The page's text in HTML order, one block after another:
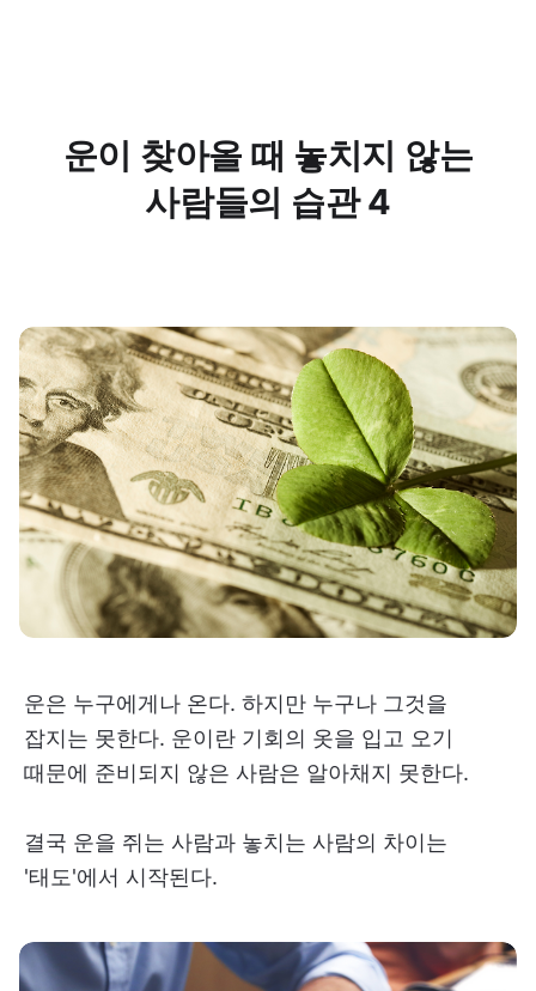
운이 찾아올 때 놓치지 않는
사람들의 습관 4
운은 누구에게나 온다. 하지만 누구나 그것을
잡지는 못한다. 운이란 기회의 옷을 입고 오기
때문에 준비되지 않은 사람은 알아채지 못한다.
결국 운을 쥐는 사람과 놓치는 사람의 차이는
'태도'에서 시작된다.